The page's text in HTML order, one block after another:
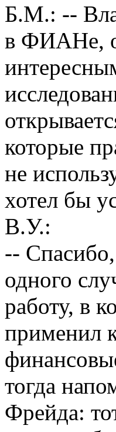
Б.М.: --
в ФИАНе,
которые
не
хотел бы
В.У.:
--
одного
работу, в
применил
тогда
Фрейда: